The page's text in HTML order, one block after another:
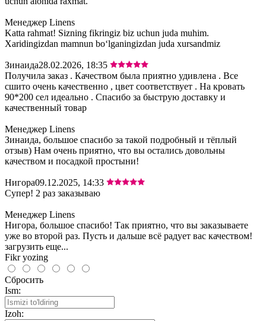
Менеджер Linens
Katta rahmat! Sizning fikringiz biz uchun juda muhim.
Xaridingizdan mamnun bo‘lganingizdan juda xursandmiz
Зинаида28.02.2026, 18:35
Получила заказ . Качеством была приятно удивлена . Все
сшито очень качественно , цвет соответствует . На кровать
90*200 сел идеально . Спасибо за быструю доставку и
качественный товар
Менеджер Linens
Зинаида, большое спасибо за такой подробный и тёплый
отзыв) Нам очень приятно, что вы остались довольны
качеством и посадкой простыни!
Нигора09.12.2025, 14:33
Супер! 2 раз заказываю
Менеджер Linens
Нигора, большое спасибо! Так приятно, что вы заказываете
уже во второй раз. Пусть и дальше всё радует вас качеством!
загрузить еще...
Fikr yozing
Сбросить
Ism:
Izoh: